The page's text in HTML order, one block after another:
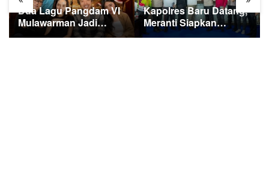
Dua Lagu Pangdam VI
Mulawarman Jadi
Sorotan di Kompetisi
Kapolres Baru Datang,
Meranti Siapkan
Ekspedisi Merah Putih